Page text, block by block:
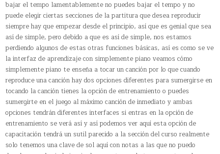
bajar el tempo lamentablemente no puedes bajar el tempo y no
puede elegir ciertas secciones de la partitura que desea reproducir
siempre hay que empezar desde el principio, así que es genial que sea
así de simple, pero debido a que es así de simple, nos estamos
perdiendo algunos de estas otras funciones básicas, así es como se ve
la interfaz de aprendizaje con simplemente piano veamos cómo
simplemente piano te enseña a tocar un canción por lo que cuando
reproduce una canción hay dos opciones diferentes para sumergirse en
tocando la canción tienes la opción de entrenamiento o puedes
sumergirte en el juego al máximo canción de inmediato y ambas
opciones tendrán diferentes interfaces si entras en la opción de
entrenamiento se verá así y así podemos ver aquí esta opción de
capacitación tendrá un sutil parecido a la sección del curso realmente
solo tenemos una clave de sol aquí con notas a las que no puedo